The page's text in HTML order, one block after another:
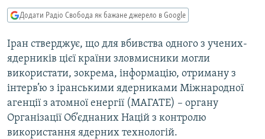
пошуку
УКРАЇНА
ТИ ЯК?
СХЕМИ
КИТАЙ.ВИКЛИКИ
МУЛЬТИМЕДІА
ФОТО
СПЕЦПРОЄКТИ
Додати Радіо Свобода як бажане джерело в Google
Іран стверджує, що для вбивства одного з учених-
ядерників цієї країни зловмисники могли
використати, зокрема, інформацію, отриману з
інтерв’ю з іранськими ядерниками Міжнародної
агенції з атомної енергії (МАГАТЕ) – органу
Організації Об’єднаних Націй з контролю
використання ядерних технологій.